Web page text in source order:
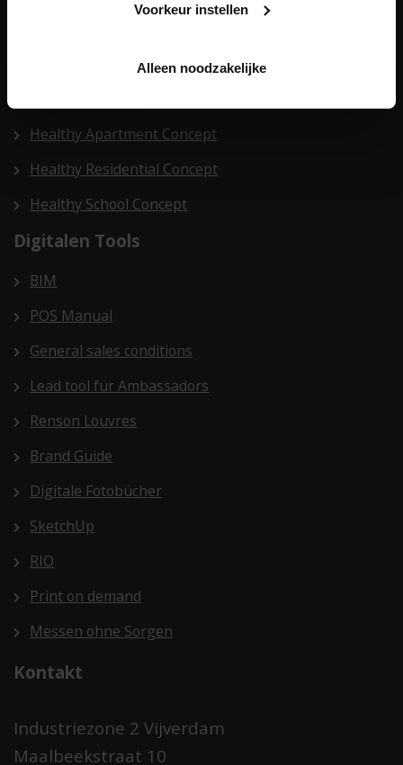
Voorkeur instellen
Alleen noodzakelijke
Gesamtlösungen
Healthy Apartment Concept
Healthy Residential Concept
Healthy School Concept
Digitalen Tools
BIM
POS Manual
General sales conditions
Lead tool für Ambassadors
Renson Louvres
Brand Guide
Digitale Fotobücher
SketchUp
RIO
Print on demand
Messen ohne Sorgen
Kontakt
Industriezone 2 Vijverdam
Maalbeekstraat 10